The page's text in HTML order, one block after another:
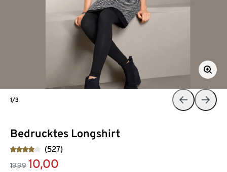
Bedrucktes Longshirt
(527)
19,99 10,00
1/3